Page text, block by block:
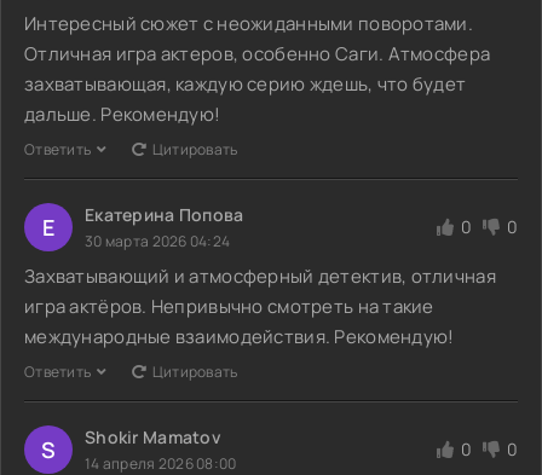
Интересный сюжет с неожиданными поворотами.
Отличная игра актеров, особенно Саги. Атмосфера
захватывающая, каждую серию ждешь, что будет
дальше. Рекомендую!
Ответить Цитировать
Е Екатерина Попова
30 марта 2026 04:24
0 0
Захватывающий и атмосферный детектив, отличная
игра актёров. Непривычно смотреть на такие
международные взаимодействия. Рекомендую!
Ответить Цитировать
S Shokir Mamatov
14 апреля 2026 08:00
0 0